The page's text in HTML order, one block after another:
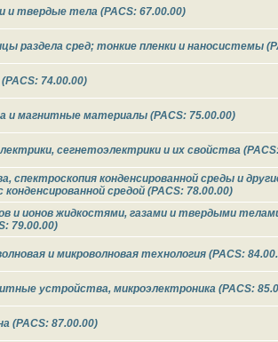
твердые тела (PACS: 67.00.00)
раздела сред; тонкие пленки и наносистемы
74.00.00)
и магнитные материалы (PACS: 75.00.00)
сегнетоэлектрики и их свойства
спектроскопия конденсированной среды и
средой (PACS: 78.00.00)
и ионов жидкостями, газами и твердыми
79.00.00)
и микроволновая технология (PACS:
устройства, микроэлектроника (PACS:
(PACS: 87.00.00)